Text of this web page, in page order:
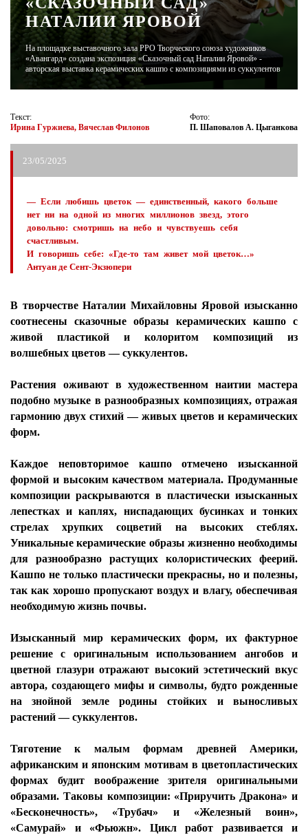
ЖУРНАЛ
НАТАЛИИ ЯРОВОЙ
На площадке выставочного зала РРО Творческого союза художников
«Авангард» создана экспозиция «Сказочный сад Наталии Яровой» -
авторская выставка керамических кашпо с композициями из суккулентов
Текст:
Ирина Гуржиева, Вячеслав Филонов
Фото:
П. Шаповалов А. Цыганкова
23/05/2025
— Если любишь цветок — единственный, какого больше
нет ни на одной из многих миллионов звезд, этого
довольно: смотришь на небо и чувствуешь себя
счастливым.
И говоришь себе: «Где‑то там живет мой цветок…»
Антуан де Сент-Экзюпери
В творчестве Наталии Михайловны Яровой изысканно
соотнесены сказочные образы керамических кашпо с
живой пластикой и колоритом композиций из
волшебных цветов — суккулентов.
Растения оживают в художественном наитии мастера
подобно музыке в разнообразных композициях, отражая
гармонию двух стихий — живых цветов и керамических
форм.
Каждое неповторимое кашпо отмечено изысканной
формой и высоким качеством материала. Продуманные
композиции раскрываются в пластически изысканных
лепестках и каплях, ниспадающих бусинках и тонких
стрелах хрупких соцветий на высоких стеблях.
Уникальные керамические образы жизненно необходимы
для разнообразно растущих колористических феерий.
Кашпо не только пластически прекрасны, но и полезны,
так как хорошо пропускают воздух и влагу, обеспечивая
необходимую жизнь почвы.
Изысканный мир керамических форм, их фактурное
решение с оригинальным использованием ангобов и
цветной глазури отражают высокий эстетический вкус
автора, создающего мифы и символы, будто рожденные
на знойной земле родины стойких и выносливых
растений — суккулентов.
Тяготение к малым формам древней Америки,
африканским и японским мотивам в цветопластических
формах будит воображение зрителя оригинальными
образами. Таковы композиции: «Приручить Дракона» и
«Бесконечность», «Трубач» и «Железный воин»,
«Самурай» и «Фьюжн». Цикл работ развивается и